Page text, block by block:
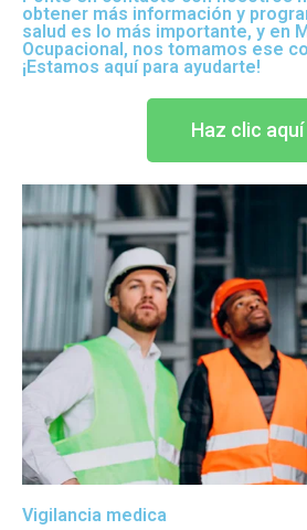
obtener más información y
salud es lo más importante, y en
Ocupacional, nos tomamos ese
¡Estamos aquí para ayudarte!
Haz clic aquí
Vigilancia medica